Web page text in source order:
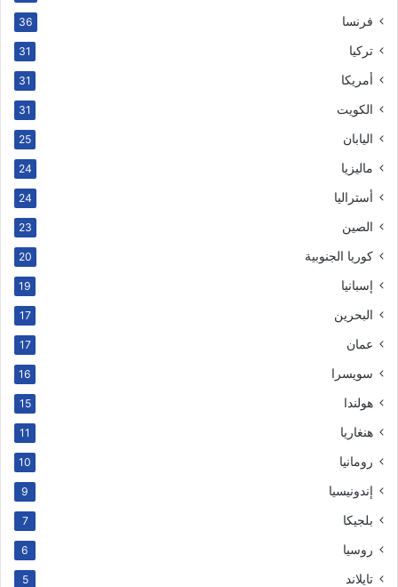
فرنسا 36
تركيا 31
أمريكا 31
الكويت 31
اليابان 25
ماليزيا 24
أستراليا 24
الصين 23
كوريا الجنوبية 20
إسبانيا 19
البحرين 17
عمان 17
سويسرا 16
هولندا 15
هنغاريا 11
رومانيا 10
إندونيسيا 9
بلجيكا 7
روسيا 6
تايلاند 5